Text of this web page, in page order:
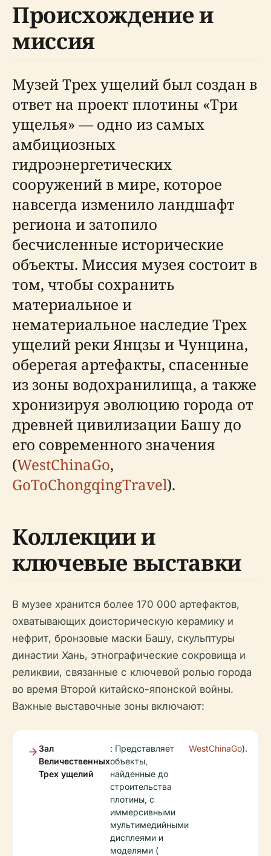
Происхождение и
миссия
Музей Трех ущелий был создан в
ответ на проект плотины «Три
ущелья» — одно из самых
амбициозных
гидроэнергетических
сооружений в мире, которое
навсегда изменило ландшафт
региона и затопило
бесчисленные исторические
объекты. Миссия музея состоит в
том, чтобы сохранить
материальное и
нематериальное наследие Трех
ущелий реки Янцзы и Чунцина,
оберегая артефакты, спасенные
из зоны водохранилища, а также
хронизируя эволюцию города от
древней цивилизации Башу до
его современного значения
(WestChinaGo,
GoToChongqingTravel).
Коллекции и
ключевые выставки
В музее хранится более 170 000 артефактов,
охватывающих доисторическую керамику и
нефрит, бронзовые маски Башу, скульптуры
династии Хань, этнографические сокровища и
реликвии, связанные с ключевой ролью города
во время Второй китайско-японской войны.
Важные выставочные зоны включают:
Зал
Величественных
Трех ущелий
: Представляет
объекты,
найденные до
строительства
плотины, с
иммерсивными
мультимедийными
дисплеями и
моделями (
WestChinaGo).